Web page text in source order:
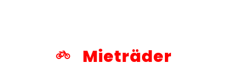
Mieträder